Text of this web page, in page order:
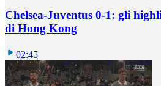
Chelsea-Juventus 0-1: gli
di Hong Kong
02:45